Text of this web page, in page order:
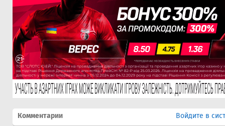
Комментарии Войдите в